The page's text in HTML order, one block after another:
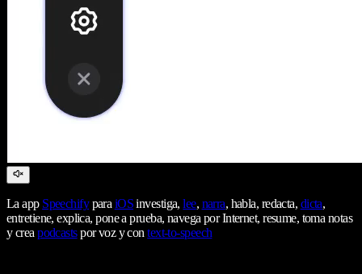
La app SpeechifyparaiOSinvestiga,lee, narra, habla, redacta, dicta,
entretiene, explica, pone a prueba, navega por Internet, resume, toma notas
y creapodcastspor voz y context-to-speech